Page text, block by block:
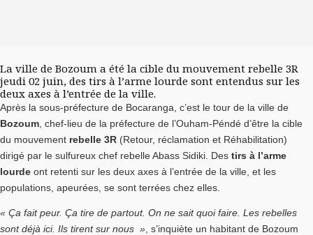
La ville de Bozoum a été la cible du mouvement rebelle 3R
jeudi 02 juin, des tirs à l’arme lourde sont entendus sur les
deux axes à l’entrée de la ville.
Après la sous-préfecture de Bocaranga, c’est le tour de la ville de
Bozoum, chef-lieu de la préfecture de l’Ouham-Péndé d’être la cible
du mouvement rebelle 3R (Retour, réclamation et Réhabilitation)
dirigé par le sulfureux chef rebelle Abass Sidiki. Des tirs à l’arme
lourde ont retenti sur les deux axes à l’entrée de la ville, et les
populations, apeurées, se sont terrées chez elles.
« Ça fait peur. Ça tire de partout. On ne sait quoi faire. Les rebelles
sont déjà ici. Ils tirent sur nous » , s’inquiète un habitant de Bozoum